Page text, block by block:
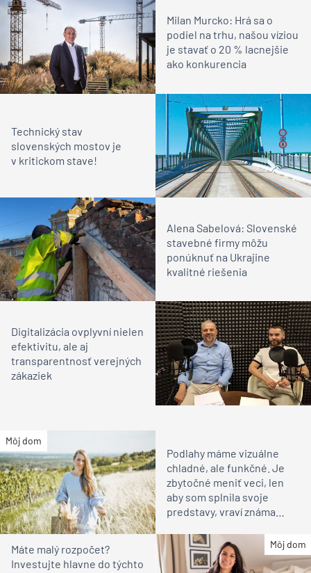
Milan Murcko: Hrá sa o
podiel na trhu, našou víziou
je stavať o 20 % lacnejšie
ako konkurencia
Technický stav
slovenských mostov je
v kritickom stave!
Alena Sabelová: Slovenské
stavebné firmy môžu
ponúknuť na Ukrajine
kvalitné riešenia
Digitalizácia ovplyvní nielen
efektivitu, ale aj
transparentnosť verejných
zákaziek
Môj dom
Podlahy máme vizuálne
chladné, ale funkčné. Je
zbytočné meniť veci, len
aby som splnila svoje
predstavy, vraví známa
Môj dom
Máte malý rozpočet?
Investujte hlavne do týchto